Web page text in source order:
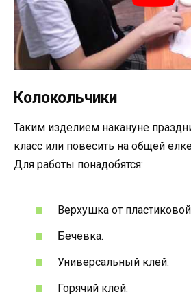
Колокольчики
Таким изделием накануне
класс или повесить на общей
Для работы понадобятся:
Верхушка от
Бечевка.
Универсальный клей.
Горячий клей.